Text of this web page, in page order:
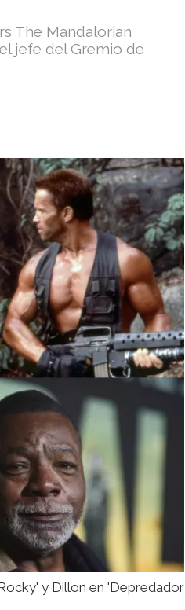
The Mandalorian
jefe del Gremio de
y Dillon en 'Depredador